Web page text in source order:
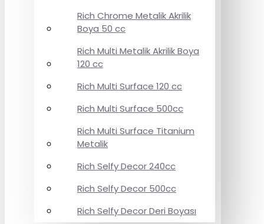
Rich Chrome Metalik Akrilik
Boya 50 cc
Rich Multi Metalik Akrilik Boya
120 cc
Rich Multi Surface 120 cc
Rich Multi Surface 500cc
Rich Multi Surface Titanium
Metalik
Rich Selfy Decor 240cc
Rich Selfy Decor 500cc
Rich Selfy Decor Deri Boyası